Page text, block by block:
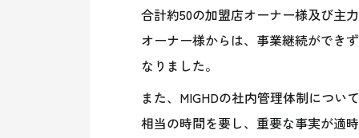
合計約50の加盟店オーナー様及び主
オーナー様からは、 事業継続ができ
なりました。
また、 MIGHDの社内管理体制につい
相当の時間を要し、重要な事実が適